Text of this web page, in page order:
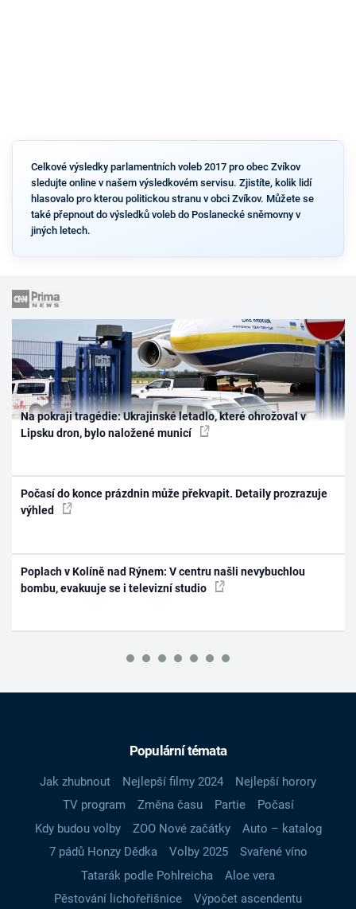
Celkové výsledky parlamentních voleb 2017 pro obec Zvíkov
sledujte online v našem výsledkovém servisu. Zjistíte, kolik lidí
hlasovalo pro kterou politickou stranu v obci Zvíkov. Můžete se
také přepnout do výsledků voleb do Poslanecké sněmovny v
jiných letech.
Na pokraji tragédie: Ukrajinské letadlo, které ohrožoval v
Lipsku dron, bylo naložené municí
Počasí do konce prázdnin může překvapit. Detaily prozrazuje
výhled
Poplach v Kolíně nad Rýnem: V centru našli nevybuchlou
bombu, evakuuje se i televizní studio
Populární témata
Jak zhubnout Nejlepší filmy 2024
Nejlepší horory
TV program
Změna času Partie
Počasí
Kdy budou volby
ZOO Nové začátky
Auto – katalog
7 pádů Honzy Dědka
Volby 2025
Svařené víno
Tatarák podle Pohlreicha
Aloe vera
Pěstování lichořeřišnice
Výpočet ascendentu